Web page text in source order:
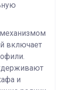
включает
и